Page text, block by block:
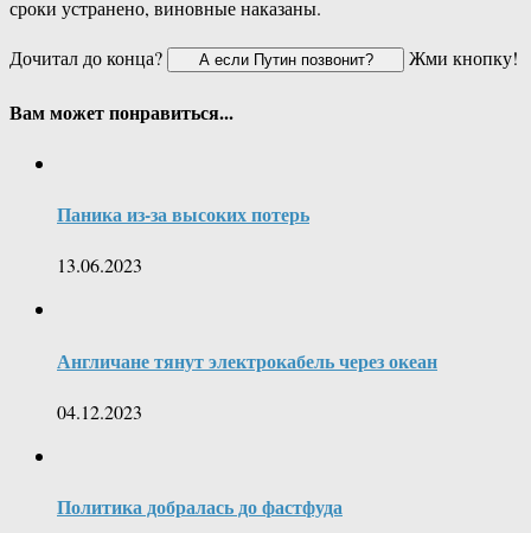
сроки устранено, виновные наказаны.
Дочитал до конца?
Жми кнопку!
Вам может понравиться...
Паника из-за высоких потерь
13.06.2023
Англичане тянут электрокабель через океан
04.12.2023
Политика добралась до фастфуда